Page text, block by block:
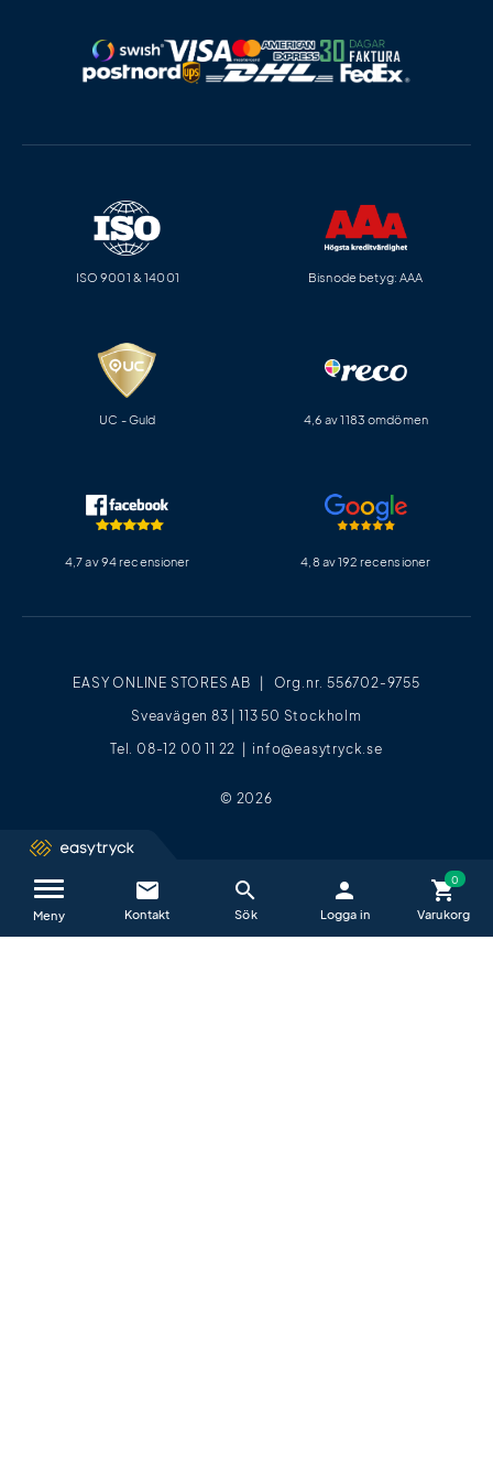
Kontakta oss / FAQ close
EASY ONLINE STORES AB | Org.nr. 556702-9755
Sveavägen 83 | 113 50 Stockholm
Tel. 08-12 00 11 22 | info@easytryck.se
© 2026
ISO 9001 & 14001 Bisnode betyg: AAA
UC - Guld 4,6 av 1183 omdömen
4,7 av 94 recensioner 4,8 av 192 recensioner
Meny
email search person shopping_cart